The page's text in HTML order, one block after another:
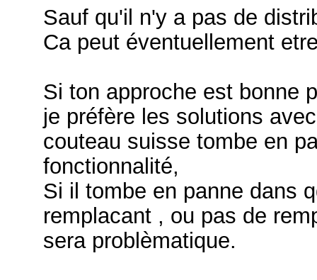
Sauf qu'il n'y a pas de
Ca peut éventuellement
Si ton approche est bonne
je préfère les solutions
couteau suisse tombe en
fonctionnalité,
Si il tombe en panne dans
remplacant , ou pas de
sera problèmatique.